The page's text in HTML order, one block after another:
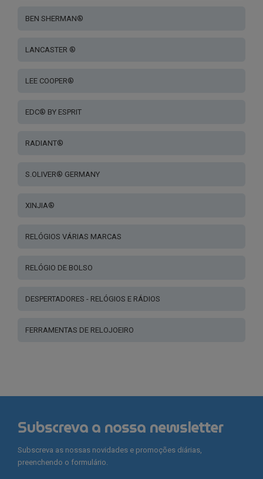
BEN SHERMAN®
LANCASTER ®
LEE COOPER®
EDC® BY ESPRIT
RADIANT®
S.OLIVER® GERMANY
XINJIA®
RELÓGIOS VÁRIAS MARCAS
RELÓGIO DE BOLSO
DESPERTADORES - RELÓGIOS E RÁDIOS
FERRAMENTAS DE RELOJOEIRO
Subscreva a nossa newsletter
Subscreva as nossas novidades e promoções diárias,
preenchendo o formulário.